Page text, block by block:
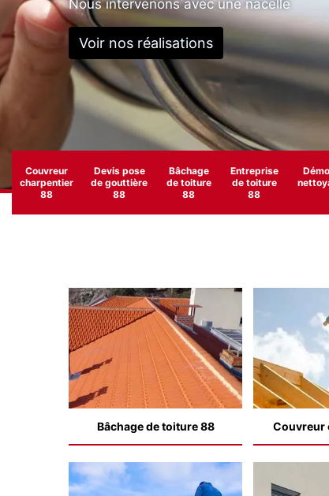
Nous intervenons avec une nacelle
Voir nos réalisations
Couvreur
charpentier
88
Devis pose
de gouttière
88
Bâchage
de toiture
88
Entreprise
de toiture
88
Bâchage de toiture 88 Couvreur